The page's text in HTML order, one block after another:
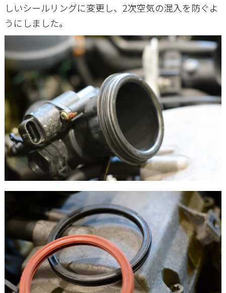
しいシールリングに変更し、2次空気の混入を防ぐよ
うにしました。